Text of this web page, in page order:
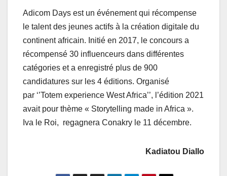
Adicom Days est un événement qui récompense
le talent des jeunes actifs à la création digitale du
continent africain. Initié en 2017, le concours a
récompensé 30 influenceurs dans différentes
catégories et a enregistré plus de 900
candidatures sur les 4 éditions. Organisé
par ‘’Totem experience West Africa’’, l’édition 2021
avait pour thème « Storytelling made in Africa ».
Iva le Roi, regagnera Conakry le 11 décembre.
Kadiatou Diallo